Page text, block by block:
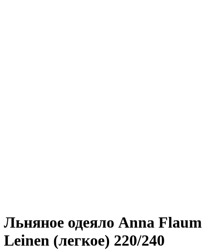
Льняное одеяло Anna Flaum
Leinen (легкое) 220/240